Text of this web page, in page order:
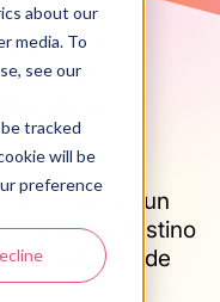
about our
media. To
see our
tracked
will be
preference
para
más
construimos un
que tu destino
menos de